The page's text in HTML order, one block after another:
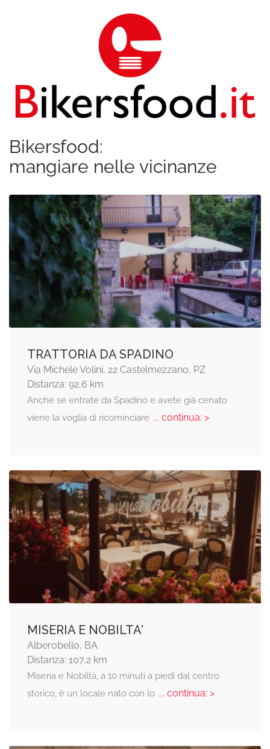
Bikersfood:
mangiare nelle vicinanze
TRATTORIA DA SPADINO
Via Michele Volini, 22 Castelmezzano, PZ
Distanza: 92,6 km
Anche se entrate da Spadino e avete già cenato
viene la voglia di ricominciare... continua: >
MISERIA E NOBILTA'
Alberobello, BA
Distanza: 107,2 km
Miseria e Nobiltà, a 10 minuti a piedi dal centro
storico, è un locale nato con lo... continua: >